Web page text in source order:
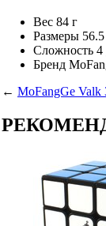
Вес 84 г
Размеры
Сложность 4
Бренд
← MoFangGe Valk